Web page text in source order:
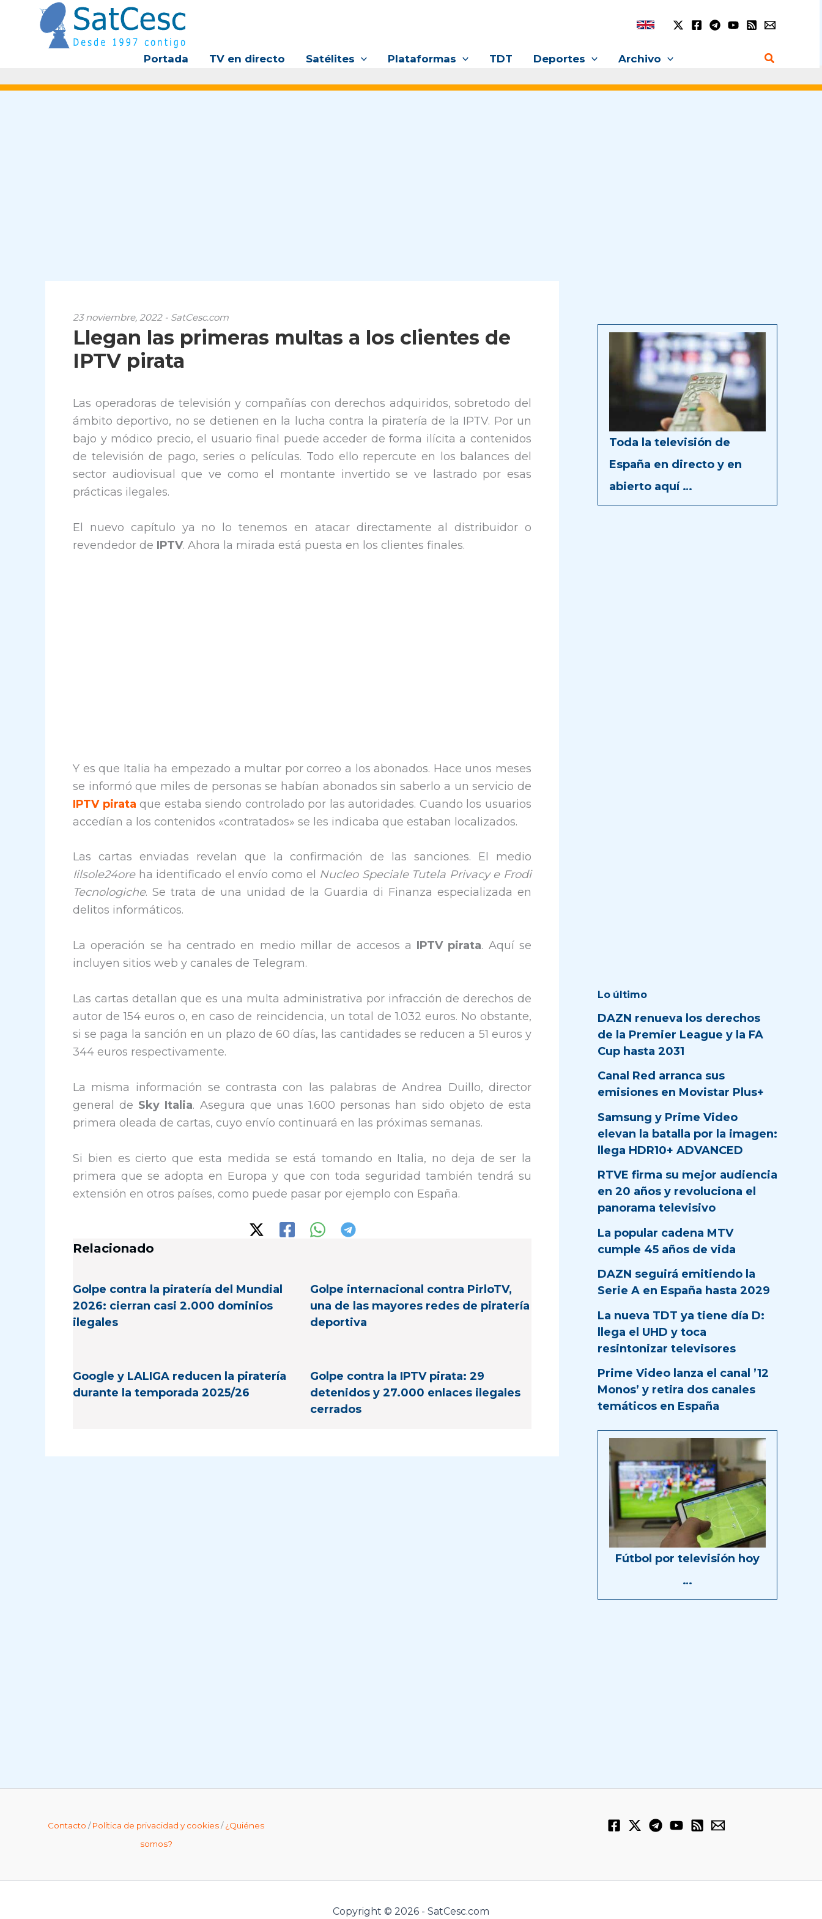
contenido
Portada TV en directo Satélites Plataformas TDT Deportes Archivo Buscar
23 noviembre, 2022 - SatCesc.com
Llegan las primeras multas a los clientes de
IPTV pirata
Las operadoras de televisión y compañías con derechos adquiridos, sobretodo del
ámbito deportivo, no se detienen en la lucha contra la piratería de la IPTV. Por un
bajo y módico precio, el usuario final puede acceder de forma ilícita a contenidos
de televisión de pago, series o películas. Todo ello repercute en los balances del
sector audiovisual que ve como el montante invertido se ve lastrado por esas
prácticas ilegales.
El nuevo capítulo ya no lo tenemos en atacar directamente al distribuidor o
revendedor de IPTV. Ahora la mirada está puesta en los clientes finales.
Y es que Italia ha empezado a multar por correo a los abonados. Hace unos meses
se informó que miles de personas se habían abonados sin saberlo a un servicio de
IPTV pirata que estaba siendo controlado por las autoridades. Cuando los usuarios
accedían a los contenidos «contratados» se les indicaba que estaban localizados.
Las cartas enviadas revelan que la confirmación de las sanciones. El medio
Iilsole24oreha identificado el envío como el Nucleo Speciale Tutela Privacy e Frodi
Tecnologiche. Se trata de una unidad de la Guardia di Finanza especializada en
delitos informáticos.
La operación se ha centrado en medio millar de accesos a IPTV pirata. Aquí se
incluyen sitios web y canales de Telegram.
Las cartas detallan que es una multa administrativa por infracción de derechos de
autor de 154 euros o, en caso de reincidencia, un total de 1.032 euros. No obstante,
si se paga la sanción en un plazo de 60 días, las cantidades se reducen a 51 euros y
344 euros respectivamente.
La misma información se contrasta con las palabras de Andrea Duillo, director
general de Sky Italia. Asegura que unas 1.600 personas han sido objeto de esta
primera oleada de cartas, cuyo envío continuará en las próximas semanas.
Si bien es cierto que esta medida se está tomando en Italia, no deja de ser la
primera que se adopta en Europa y que con toda seguridad también tendrá su
extensión en otros países, como puede pasar por ejemplo con España.
Relacionado
Golpe contra la piratería del Mundial
2026: cierran casi 2.000 dominios
ilegales
Golpe internacional contra PirloTV,
una de las mayores redes de piratería
deportiva
Google y LALIGA reducen la piratería
durante la temporada 2025/26
Golpe contra la IPTV pirata: 29
detenidos y 27.000 enlaces ilegales
cerrados
Toda la televisión de
España en directo y en
abierto aquí …
Lo último
DAZN renueva los derechos
de la Premier League y la FA
Cup hasta 2031
Canal Red arranca sus
emisiones en Movistar Plus+
Samsung y Prime Video
elevan la batalla por la imagen:
llega HDR10+ ADVANCED
RTVE firma su mejor audiencia
en 20 años y revoluciona el
panorama televisivo
La popular cadena MTV
cumple 45 años de vida
DAZN seguirá emitiendo la
Serie A en España hasta 2029
La nueva TDT ya tiene día D:
llega el UHD y toca
resintonizar televisores
Prime Video lanza el canal ’12
Monos’ y retira dos canales
temáticos en España
Fútbol por televisión hoy
…
Contacto /Política de privacidad y cookies/¿Quiénes
somos?
Copyright © 2026 - SatCesc.com